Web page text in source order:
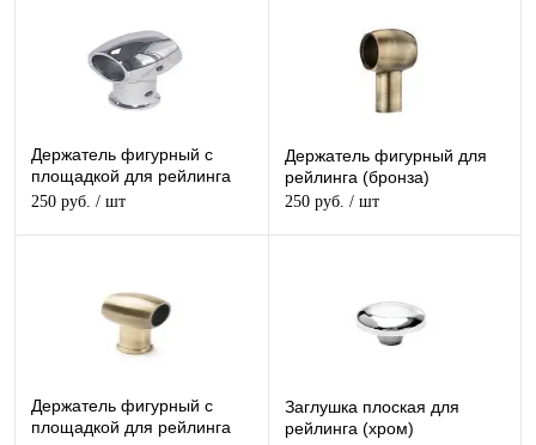
Держатель фигурный с
площадкой для рейлинга
(хром)
250 руб. / шт
Держатель фигурный для
рейлинга (бронза)
250 руб. / шт
Держатель фигурный с
площадкой для рейлинга
Заглушка плоская для
рейлинга (хром)